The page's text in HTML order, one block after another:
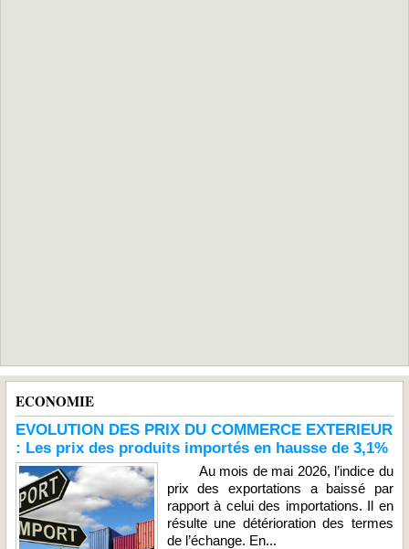
ECONOMIE
EVOLUTION DES PRIX DU COMMERCE EXTERIEUR
: Les prix des produits importés en hausse de 3,1%
Au mois de mai 2026, l’indice du
prix des exportations a baissé par
rapport à celui des importations. Il en
résulte une détérioration des termes
de l’échange. En...